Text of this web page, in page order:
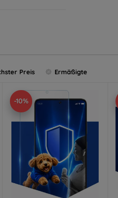
Preis Ermäßigte
-10%